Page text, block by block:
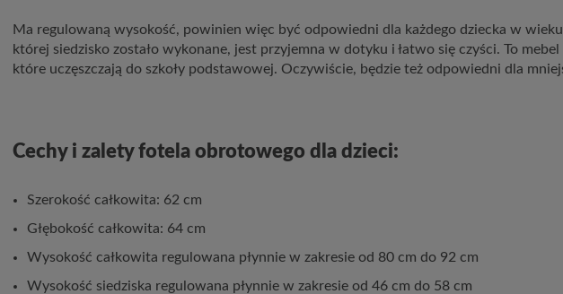
Ma regulowaną wysokość, powinien więc być odpowiedni dla każdego dziecka w
której siedzisko zostało wykonane, jest przyjemna w dotyku i łatwo się czyści. To
które uczęszczają do szkoły podstawowej. Oczywiście, będzie też odpowiedni dla
Cechy i zalety fotela obrotowego dla dzieci:
Szerokość całkowita: 62 cm
Głębokość całkowita: 64 cm
Wysokość całkowita regulowana płynnie w zakresie od 80 cm do 92 cm
Wysokość siedziska regulowana płynnie w zakresie od 46 cm do 58 cm